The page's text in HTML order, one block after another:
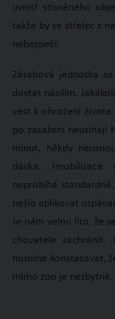
uvnitř stísněného
takže by se střelec s
nebezpečí.
Zásahová jednotka
dostat násilím.
vést k ohrožení
po zasažení neusínají
minut, někdy
dávka. Imobilizace
neprobíhá
nešlo aplikovat
Je nám velmi líto, že
chovatele
musíme konstatovat,
mimo zoo je nezbytné.